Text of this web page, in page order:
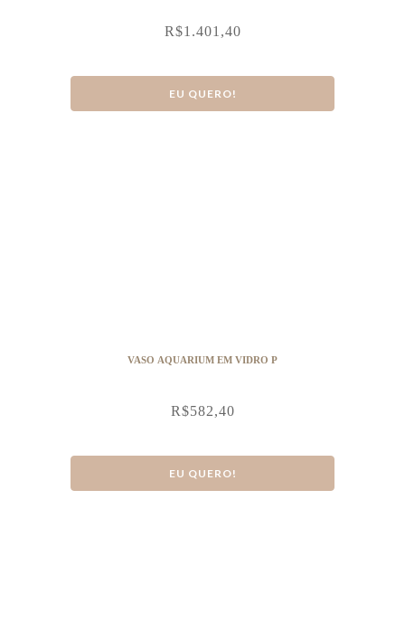
R$1.401,40
EU QUERO!
VASO AQUARIUM EM VIDRO P
R$582,40
EU QUERO!